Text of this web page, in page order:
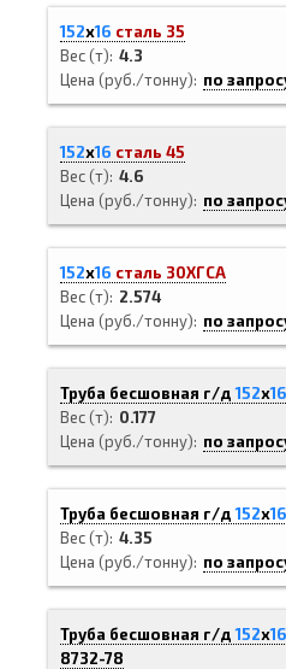
152х16 сталь 35
Вес (т) 4.3
Цена (руб./тонну)
по
152х16 сталь 45
Вес (т) 4.6
Цена (руб./тонну)
по
152х16 сталь 30ХГСА
Вес (т)
2.574
Цена (руб./тонну)
по
Труба бесшовная г/д152х16
Вес (т)
0.177
Цена (руб./тонну)
по
Труба бесшовная г/д152х16
Вес (т) 4.35
Цена (руб./тонну)
по
Труба бесшовная г/д152х16
8732-78